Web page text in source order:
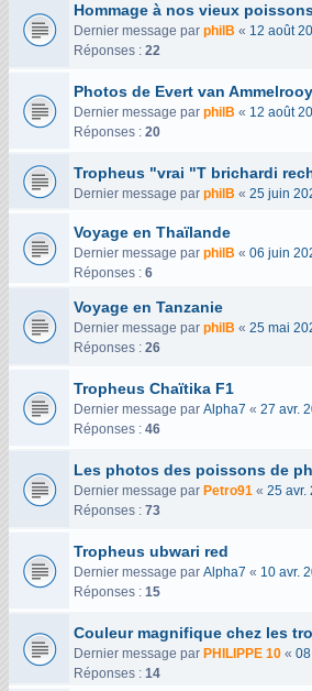
Hommage à nos vieux
Dernier message par philB « 12 août
Réponses : 22
Photos de Evert van Ammelrooy
Dernier message par philB « 12 août
Réponses : 20
Tropheus "vrai "T brichardi
Dernier message par philB « 25 juin
Voyage en Thaïlande
Dernier message par philB « 06 juin
Réponses : 6
Voyage en Tanzanie
Dernier message par philB « 25 mai
Réponses : 26
Tropheus Chaïtika F1
Dernier message par Alpha7 « 27 avr.
Réponses : 46
Les photos des poissons de
Dernier message par Petro91 « 25 avr.
Réponses : 73
Tropheus ubwari red
Dernier message par Alpha7 « 10 avr.
Réponses : 15
Couleur magnifique chez les
Dernier message par PHILIPPE 10 «
Réponses : 14